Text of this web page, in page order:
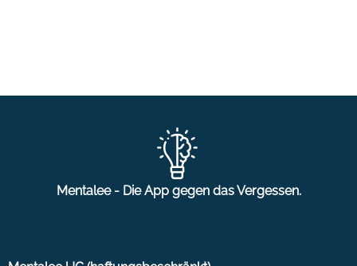
Mentalee - Die App gegen das Vergessen.